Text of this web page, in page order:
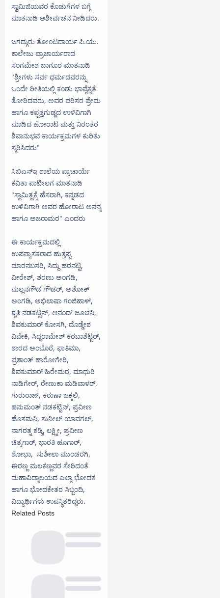
ಸ್ವಾಮಿಜಿಯವರ ಕೊಡುಗೆಗಳ ಬಗ್ಗೆ
ಮಾತನಾಡಿ ಆಶೀರ್ವಚನ ನೀಡಿದರು.
ಜಗದ್ಗುರು ತೋಂಟದಾರ್ಯ ಪಿ.ಯು.
ಕಾಲೇಜು ಪ್ರಾಚಾರ್ಯರಾದ
ಸಂಗಮೇಶ ಬಾಗೂರ ಮಾತನಾಡಿ
"ಶ್ರೀಗಳು ಸರ್ವ ಧರ್ಮದವರನ್ನು
ಒಂದೇ ರೀತಿಯಲ್ಲಿ ಕಂಡು ಭಾವೈಕ್ಯತೆ
ತೋರಿದವರು, ಅವರ ಪರಿಸರ ಪ್ರೇಮ
ಹಾಗೂ ಕಪ್ಪತ್ತಗುಡ್ಡದ ಉಳಿವಿಗಾಗಿ
ಮಾಡಿದ ಹೋರಾಟ ಮತ್ತು ನಿರಂತರ
ಶಿವಾನುಭವ ಕಾರ್ಯಕ್ರಮಗಳ ಕುರಿತು
ಸ್ಮರಿಸಿದರು"
ಸಿಬಿಎಸ್ಇ ಶಾಲೆಯ ಪ್ರಾಚಾರ್ಯೆ
ಕವಿತಾ ಪಾಟೀಲಗ ಮಾತನಾಡಿ
"ಸ್ವಾಮಿತ್ವಕ್ಕೆ ಹೆಸರಾಗಿ, ಕನ್ನಡದ
ಉಳಿವಿಗಾಗಿ ಅವರ ಹೋರಾಟ ಅನನ್ಯ
ಹಾಗೂ ಅಜರಾಮರ" ಎಂದರು
ಈ ಕಾರ್ಯಕ್ರಮದಲ್ಲಿ
ಉಪನ್ಯಾಸಕರಾದ ಹುತ್ತಪ್ಪ
ಮಾರನಬಸರಿ, ಸಿದ್ದು ಹರನಟ್ಟಿ,
ವೀರೇಶ್, ಶರಣು ಅಂಗಡಿ,
ಮಲ್ಲನಗೌಡ ಗೌಡರ್, ಅಶೋಕ್
ಅಂಗಡಿ, ಅಭಿಲಾಷಾ ಗಂಜಿಹಾಳ್,
ಶೃತಿ ನಡಕಟ್ಟಿನ್, ಆನಂದ್ ಜೂಚನಿ,
ಶಿವಕುಮಾರ್ ಕೋಸಗಿ, ದೊಡ್ಡೇಶ
ವಿವೇಕಿ, ಸಿದ್ದರಾಮೇಶ್ ಕರಬಾಶೆಟ್ಟರ್,
ಶಾರದ ಅಂಬೊರೆ, ಫಾತಿಮಾ,
ಪ್ರಶಾಂತ್ ಹಾರೋಗೇರಿ,
ಶಿವಕುಮಾರ್ ಹಿರೇಮಠ, ಮಾಧುರಿ
ನಾಡಿಗೇರ್, ರೇಣುಕಾ ಮಡಿವಾಳರ್,
ಗುರುರಾಜ್, ಕರುಣಾ ಜಕ್ಕಲಿ,
ಹನುಮಂತ್ ನಡಕಟ್ಟಿನ್, ಪ್ರವೀಣ
ಹೊಸಮನಿ, ಸುನೀಲ್ ಯಾವಗಲ್,
ನಾಗರತ್ನ ಕಡ್ಡಿ, ಲಕ್ಷ್ಮೀ, ಪ್ರವೀಣ
ಚಿತ್ರಗಾರ್, ಭಾರತಿ ಹೂಗಾರ್,
ಶೋಭಾ, ಸುಶೀಲಾ ಮುಂಡರಗಿ,
ಈರಣ್ಣ ಮಲಕಣ್ಣವರ ಸೇರಿದಂತೆ
ಮಹಾವಿದ್ಯಾಲಯದ ಎಲ್ಲಾ ಭೋದಕ
ಹಾಗೂ ಭೋದಕೇತರ ಸಿಬ್ಬಂದಿ,
ವಿದ್ಯಾರ್ಥಿಗಳು ಉಪಸ್ಥಿತರಿದ್ದರು.
Related Posts